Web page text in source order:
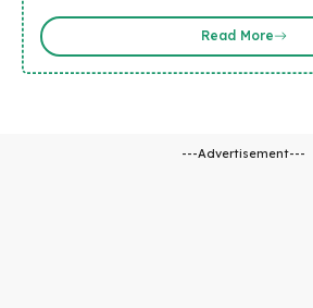
Read More
---Advertisement---